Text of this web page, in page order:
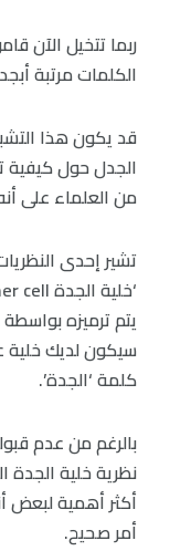
ربما تتخيل الآن
الكلمات مرتبة
قد يكون هذا
الجدل حول كيفية
من العلماء على
تشير إحدى
يتم ترميزه
سيكون لديك خلية
كلمة ‘الجدة’.
بالرغم من عدم
نظرية خلية الجدة
أكثر أهمية لبعض
أمر صحيح.